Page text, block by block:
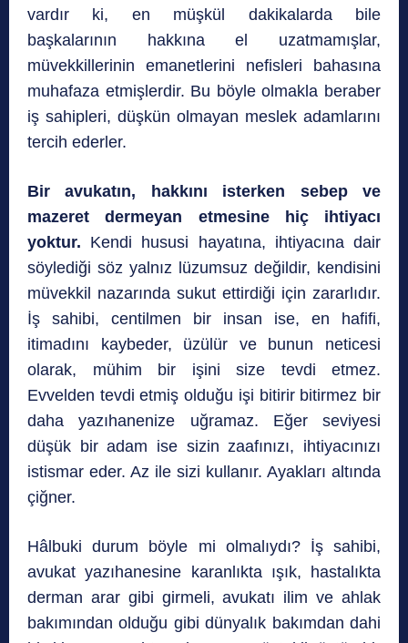
vardır ki, en müşkül dakikalarda bile
başkalarının hakkına el uzatmamışlar,
müvekkillerinin emanetlerini nefisleri bahasına
muhafaza etmişlerdir. Bu böyle olmakla beraber
iş sahipleri, düşkün olmayan meslek adamlarını
tercih ederler.
Bir avukatın, hakkını isterken sebep ve
mazeret dermeyan etmesine hiç ihtiyacı
yoktur. Kendi hususi hayatına, ihtiyacına dair
söylediği söz yalnız lüzumsuz değildir, kendisini
müvekkil nazarında sukut ettirdiği için zararlıdır.
İş sahibi, centilmen bir insan ise, en hafifi,
itimadını kaybeder, üzülür ve bunun neticesi
olarak, mühim bir işini size tevdi etmez.
Evvelden tevdi etmiş olduğu işi bitirir bitirmez bir
daha yazıhanenize uğramaz. Eğer seviyesi
düşük bir adam ise sizin zaafınızı, ihtiyacınızı
istismar eder. Az ile sizi kullanır. Ayakları altında
çiğner.
Hâlbuki durum böyle mi olmalıydı? İş sahibi,
avukat yazıhanesine karanlıkta ışık, hastalıkta
derman arar gibi girmeli, avukatı ilim ve ahlak
bakımından olduğu gibi dünyalık bakımdan dahi